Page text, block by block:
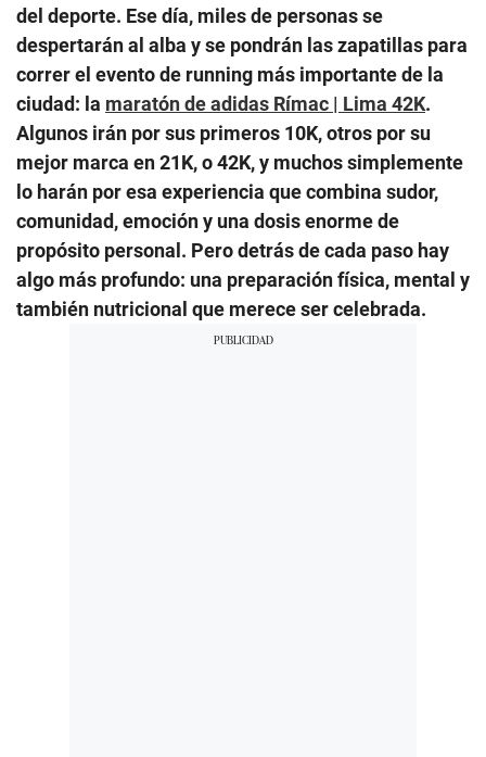
del deporte. Ese día, miles de personas se
despertarán al alba y se pondrán las zapatillas para
correr el evento de running más importante de la
ciudad: la maratón de adidas Rímac | Lima 42K.
Algunos irán por sus primeros 10K, otros por su
mejor marca en 21K, o 42K, y muchos simplemente
lo harán por esa experiencia que combina sudor,
comunidad, emoción y una dosis enorme de
propósito personal. Pero detrás de cada paso hay
algo más profundo: una preparación física, mental y
también nutricional que merece ser celebrada.